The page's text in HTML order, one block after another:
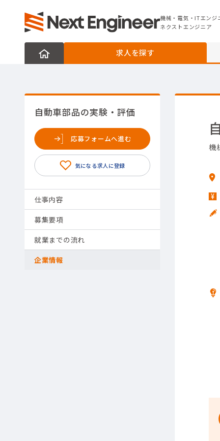
機械・電気・ITエンジニアの転職なら
機械・電気・ITエンジ
ネクストエンジニア
求人を探す
自動車部品の実験・評価
応募フォームへ進む
仕事内容
募集要項
就業までの流れ
企業情報
機